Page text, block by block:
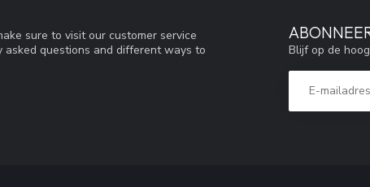
sure to visit our customer service
questions and different ways to
Blijf op de